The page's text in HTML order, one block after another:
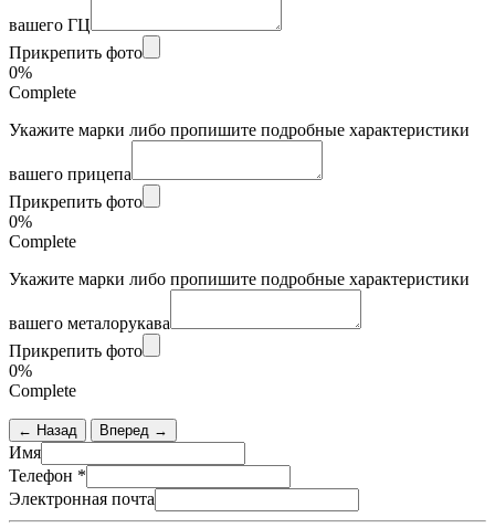
вашего ГЦ
Прикрепить фото
0%
Complete
Укажите марки либо пропишите подробные характеристики
вашего прицепа
Прикрепить фото
0%
Complete
Укажите марки либо пропишите подробные характеристики
вашего металорукава
Прикрепить фото
0%
Complete
← Назад Вперед →
Имя
Телефон *
Электронная почта